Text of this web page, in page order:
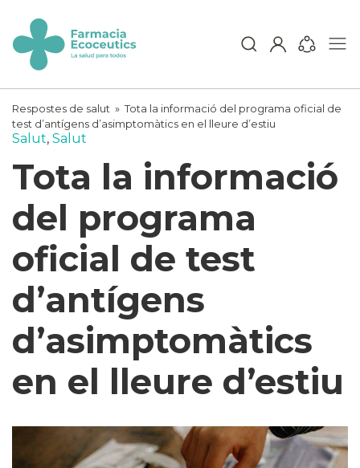
content
ecoceutics
Respostes de salut »Tota la informació del programa oficial de
test d’antígens d’asimptomàtics en el lleure d’estiu
Salut, Salut
Tota la informació
del programa
oficial de test
d’antígens
d’asimptomàtics
en el lleure d’estiu